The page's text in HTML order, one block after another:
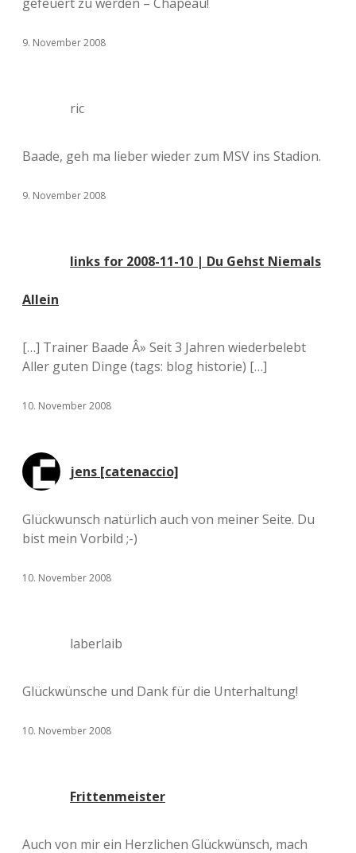
9. November 2008
ric
Baade, geh ma lieber wieder zum MSV ins Stadion.
9. November 2008
links for 2008-11-10 | Du Gehst Niemals
Allein
[…] Trainer Baade Â» Seit 3 Jahren wiederbelebt
Aller guten Dinge (tags: blog historie) […]
10. November 2008
jens [catenaccio]
Glückwunsch natürlich auch von meiner Seite. Du
bist mein Vorbild ;-)
10. November 2008
laberlaib
Glückwünsche und Dank für die Unterhaltung!
10. November 2008
Frittenmeister
Auch von mir ein Herzlichen Glückwünsch, mach